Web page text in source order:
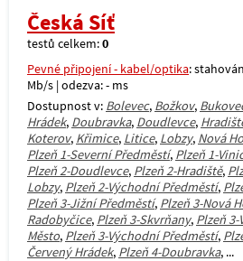
Česká Síť
testů celkem:0
Pevné připojení - kabel/optika:
Mb/s | odezva: - ms
Dostupnost v: Bolevec, Božkov,
Hrádek, Doubravka, Doudlevce,
Koterov, Křimice, Litice, Lobzy, Nová
Plzeň 1-Severní Předměstí, Plzeň 1-
Plzeň 2-Doudlevce, Plzeň 2-Hradiště,
Lobzy, Plzeň 2-Východní Předměstí,
Plzeň 3-Jižní Předměstí, Plzeň 3-Nová
Radobyčice, Plzeň 3-Skvrňany, Plzeň 3-
Město, Plzeň 3-Východní Předměstí,
Červený Hrádek, Plzeň 4-Doubravka, ...